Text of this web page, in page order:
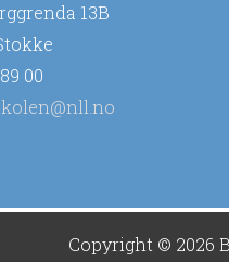
13B
00
Copyright © 2026